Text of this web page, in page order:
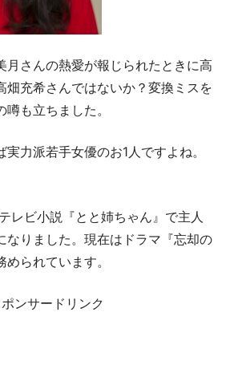
月さんの熱愛が報じられたときに高
畑充希さんではないか？変換ミスを
も立ちました。
力派若手女優のお1人ですよね。
レビ小説『とと姉ちゃん』で主人
なりました。現在はドラマ『忘却の
られています。
ンサードリンク